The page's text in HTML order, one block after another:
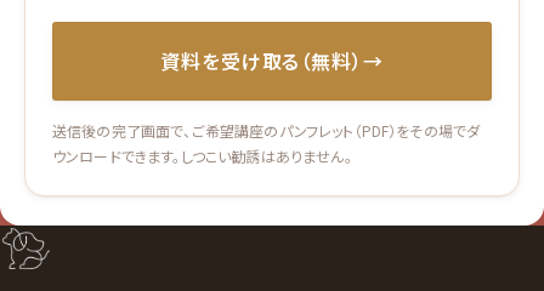
資料を受け取る（無料）→
送信後の完了画面で、ご希望講座のパンフレット（PDF）をその場でダ
ウンロードできます。しつこい勧誘はありません。